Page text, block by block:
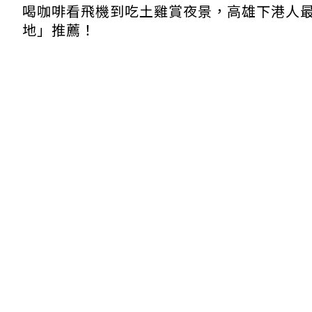
喝咖啡看飛機到吃土雞賞夜景，高雄下港人
地」推薦！